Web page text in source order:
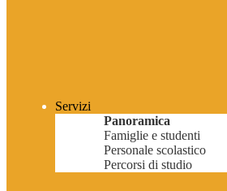
Servizi
Panoramica
Famiglie e studenti
Personale scolastico
Percorsi di studio